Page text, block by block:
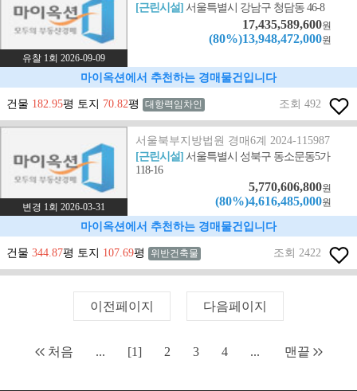
유찰 1회 2026-09-09
[근린시설]서울특별시 강남구 청담동 46-8
17,435,589,600원
(80%)13,948,472,000원
마이옥션에서 추천하는 경매물건입니다
건물 182.95평 토지 70.82평 대항력임차인 조회 492
변경 1회 2026-03-31
서울북부지방법원 경매6계 2024-115987
[근린시설]서울특별시 성북구 동소문동5가
118-16
5,770,606,800원
(80%)4,616,485,000원
마이옥션에서 추천하는 경매물건입니다
건물 344.87평 토지 107.69평 위반건축물 조회 2422
이전페이지 다음페이지
처음 ... [1] 2 3 4 ... 맨끝